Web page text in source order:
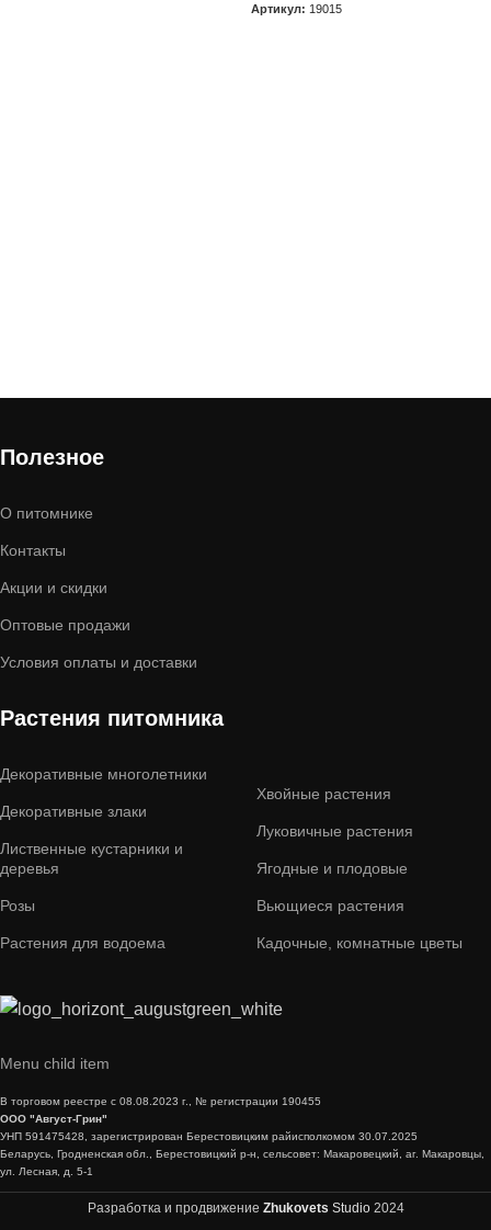
Артикул: 19015
Полезное
О питомнике
Контакты
Акции и скидки
Оптовые продажи
Условия оплаты и доставки
Растения питомника
Декоративные многолетники
Декоративные злаки
Лиственные кустарники и
деревья
Розы
Растения для водоема
Хвойные растения
Луковичные растения
Ягодные и плодовые
Вьющиеся растения
Кадочные, комнатные цветы
Menu child item
В торговом реестре с 08.08.2023 г., № регистрации 190455
ООО "Август-Грин"
УНП 591475428, зарегистрирован Берестовицким райисполкомом 30.07.2025
Беларусь, Гродненская обл., Берестовицкий р-н, сельсовет: Макаровецкий, аг. Макаровцы,
ул. Лесная, д. 5-1
Разработка и продвижение Zhukovets Studio 2024